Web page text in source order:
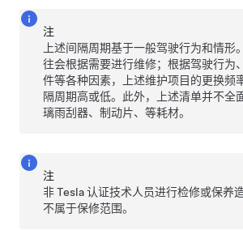
注
上述间隔周期基于一般驾驶行为和情形
往会根据需要进行维修；根据驾驶行为
件等各种因素，上述维护项目的更换频
隔周期高或低。此外，上述清单并不全
璃雨刮器、制动片、等耗材。
注
非 Tesla 认证技术人员进行检修或保养
不属于保修范围。